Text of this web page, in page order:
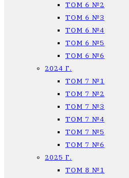
ТОМ 6 №2
ТОМ 6 №3
ТОМ 6 №4
ТОМ 6 №5
ТОМ 6 №6
2024 Г.
ТОМ 7 №1
ТОМ 7 №2
ТОМ 7 №3
ТОМ 7 №4
ТОМ 7 №5
ТОМ 7 №6
2025 Г.
ТОМ 8 №1